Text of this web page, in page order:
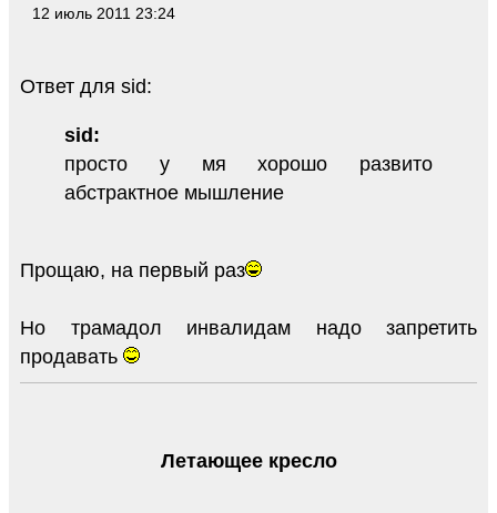
12 июль 2011 23:24
Ответ для sid:
sid:
просто у мя хорошо развито
абстрактное мышление
Прощаю, на первый раз
Но трамадол инвалидам надо запретить
продавать
Летающее кресло